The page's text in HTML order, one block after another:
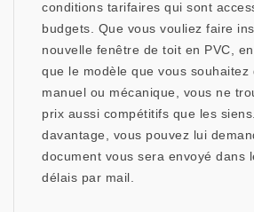
conditions tarifaires qui sont
budgets. Que vous vouliez faire
nouvelle fenêtre de toit en PVC,
que le modèle que vous souhaitez
manuel ou mécanique, vous ne
prix aussi compétitifs que les
davantage, vous pouvez lui
document vous sera envoyé dans
délais par mail.